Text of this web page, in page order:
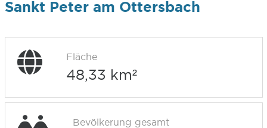
Sankt Peter am Ottersbach
Fläche
48,33 km²
Bevölkerung gesamt